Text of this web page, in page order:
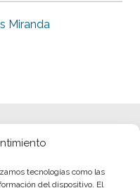
tecnologías como las
del dispositivo. El
Miranda